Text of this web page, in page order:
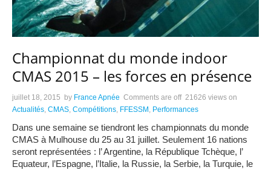
Championnat du monde indoor
CMAS 2015 – les forces en présence
juillet 18, 2015 by France Apnée Comments are off 21626 views on
Actualités, CMAS, Compétitions, FFESSM , Performances
Dans une semaine se tiendront les championnats du monde
CMAS à Mulhouse du 25 au 31 juillet. Seulement 16 nations
seront représentées : l’ Argentine, la République Tchèque, l’
Equateur, l’Espagne, l’Italie, la Russie, la Serbie, la Turquie, le